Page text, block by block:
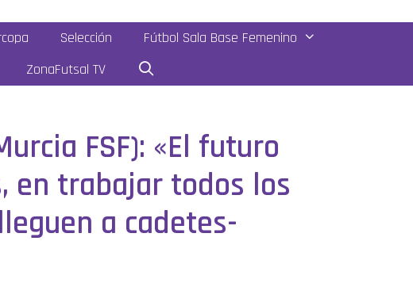
Selección
Fútbol Sala Base Femenino
ZonaFutsal TV
FSF): «El futuro
en trabajar todos los
a cadetes-